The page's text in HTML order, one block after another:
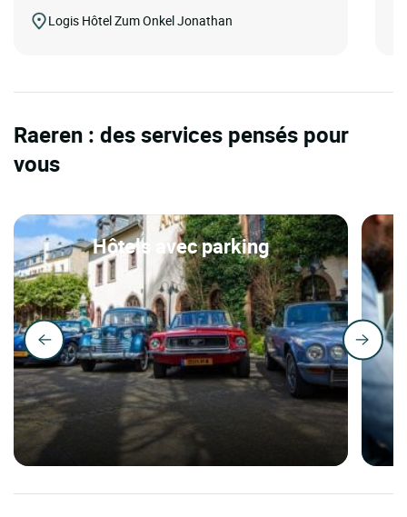
Logis Hôtel Zum Onkel Jonathan
Raeren : des services pensés pour
vous
Hôtels avec parking